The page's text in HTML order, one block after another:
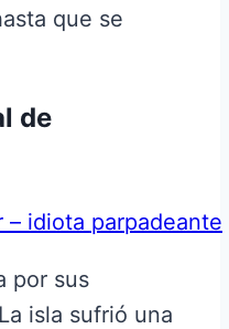
que se
de
– idiota parpadeante
por sus
isla sufrió una